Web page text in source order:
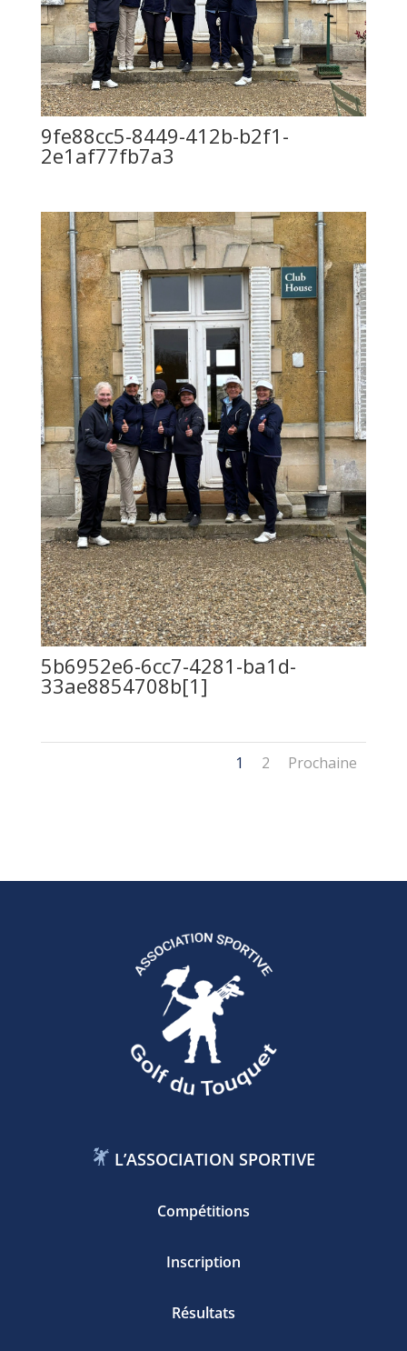
9fe88cc5-8449-412b-b2f1-
2e1af77fb7a3
5b6952e6-6cc7-4281-ba1d-
33ae8854708b[1]
1 2 Prochaine
L’ASSOCIATION SPORTIVE
Compétitions
Inscription
Résultats